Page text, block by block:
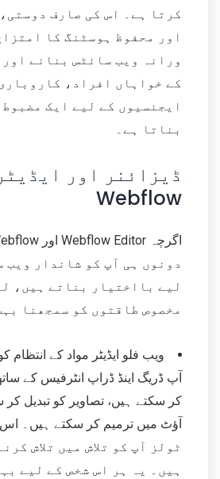
کرتا ہے۔ اس کی صارف
اور محفوظ ہوسٹنگ کا
ورانہ ویب سائٹس بنانے
کے خواہاں افراد،
ایجنسیوں کے لیے ایک مضبوط
بناتا ہے۔
Webflow
دونوں ہی آپ کو شاندار ویب
لیے بااختیار بناتے ہیں،
مخصوص طاقتوں کو سمجھنا
ویب فلو ایڈیٹر مواد کے انتظام
آپ ڈریگ اینڈ ڈراپ انٹرفیس کے
کر سکتے ہیں، تصاویر کو تبدیل کر
ٹولز آپ کو تلاش میں تلاش
ہیں۔ یہ ہر اس شخص کے لیے